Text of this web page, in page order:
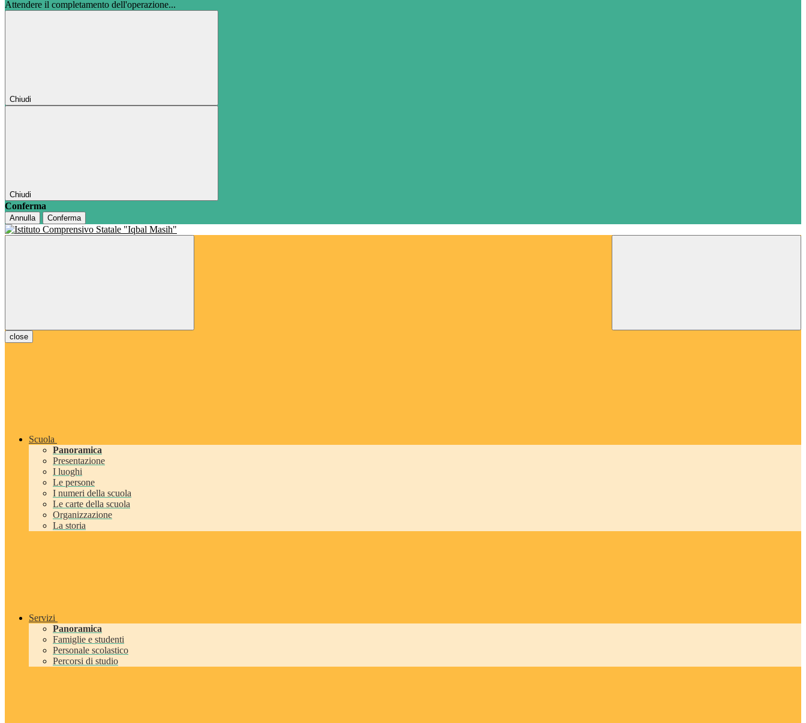
Attendere il completamento dell'operazione...
Chiudi
Chiudi
Conferma
Annulla Conferma
close
Scuola
Panoramica
Presentazione
I luoghi
Le persone
I numeri della scuola
Le carte della scuola
Organizzazione
La storia
Servizi
Panoramica
Famiglie e studenti
Personale scolastico
Percorsi di studio